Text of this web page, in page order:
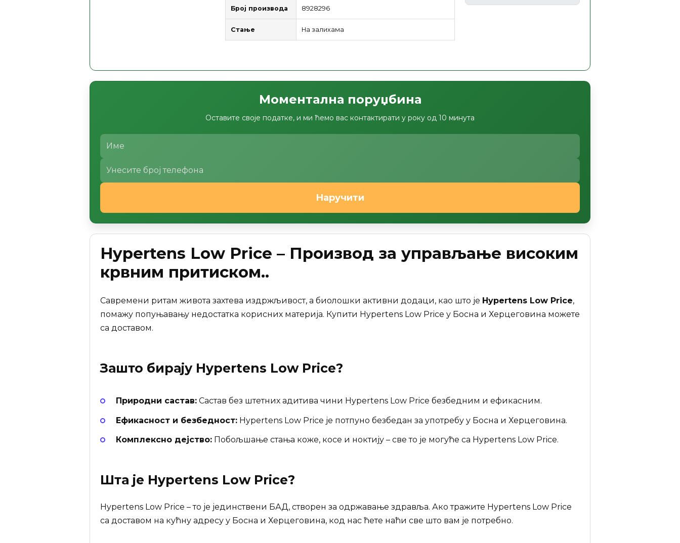
Број производа 8928296
Стање На залихама
Моментална поруџбина
Оставите своје податке, и ми ћемо вас контактирати у року од 10 минута
Наручити
Hypertens Low Price – Производ за управљање високим
крвним притиском..
Савремени ритам живота захтева издржљивост, а биолошки активни додаци, као што је Hypertens Low Price,
помажу попуњавању недостатка корисних материја. Купити Hypertens Low Price у Босна и Херцеговина можете
са доставом.
Зашто бирају Hypertens Low Price?
Природни састав:Састав без штетних адитива чини Hypertens Low Price безбедним и ефикасним.
Ефикасност и безбедност:Hypertens Low Price је потпуно безбедан за употребу у Босна и Херцеговина.
Комплексно дејство:Побољшање стања коже, косе и ноктију – све то је могуће са Hypertens Low Price.
Шта је Hypertens Low Price?
Hypertens Low Price – то је јединствени БАД, створен за одржавање здравља. Ако тражите Hypertens Low Price
са доставом на кућну адресу у Босна и Херцеговина, код нас ћете наћи све што вам је потребно.